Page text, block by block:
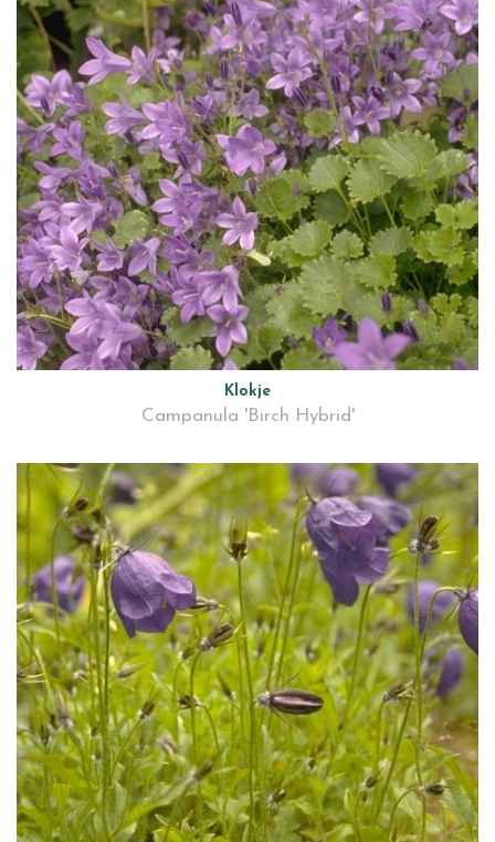
Klokje
Campanula 'Birch Hybrid'